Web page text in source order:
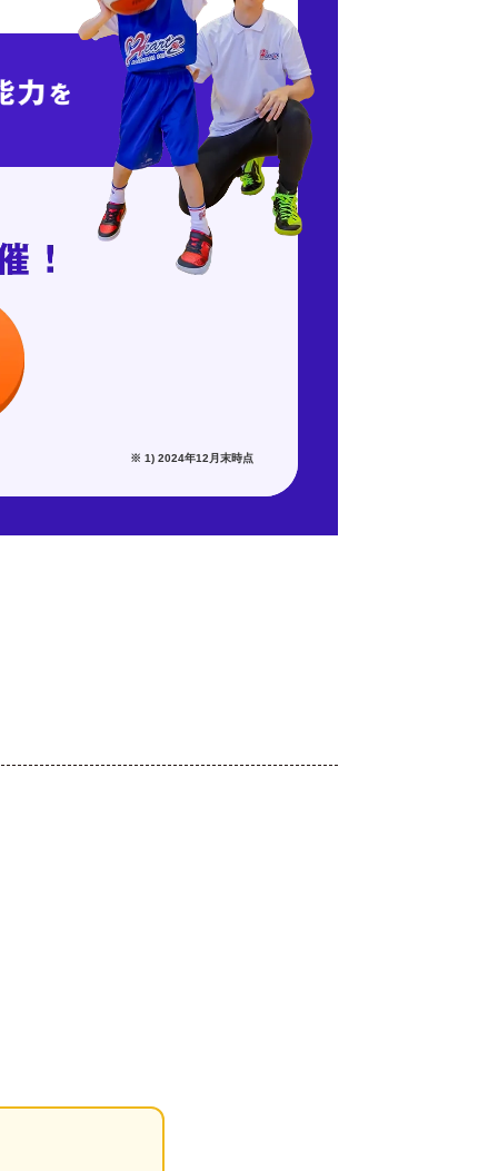
※ 1) 2024年12月末時点